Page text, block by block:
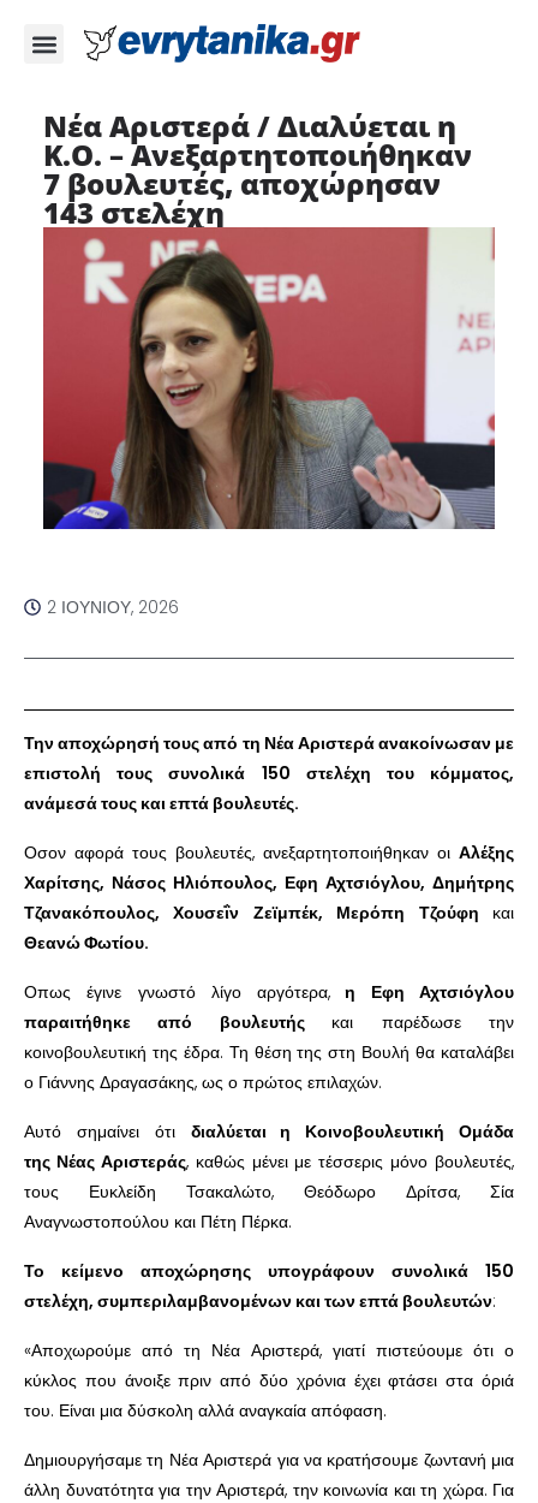
Νέα Αριστερά / Διαλύεται η
Κ.Ο. – Ανεξαρτητοποιήθηκαν
7 βουλευτές, αποχώρησαν
143 στελέχη
2 ΙΟΥΝΊΟΥ, 2026
Την αποχώρησή τους από τη Νέα Αριστερά ανακοίνωσαν με
επιστολή τους συνολικά 150 στελέχη του κόμματος,
ανάμεσά τους και επτά βουλευτές.
Οσον αφορά τους βουλευτές, ανεξαρτητοποιήθηκαν οι Αλέξης
Χαρίτσης, Νάσος Ηλιόπουλος, Εφη Αχτσιόγλου, Δημήτρης
Τζανακόπουλος, Χουσεΐν Ζεϊμπέκ, Μερόπη Τζούφη και
Θεανώ Φωτίου.
Οπως έγινε γνωστό λίγο αργότερα, η Εφη Αχτσιόγλου
παραιτήθηκε από βουλευτής και παρέδωσε την
κοινοβουλευτική της έδρα. Τη θέση της στη Βουλή θα καταλάβει
ο Γιάννης Δραγασάκης, ως ο πρώτος επιλαχών.
Αυτό σημαίνει ότι διαλύεται η Κοινοβουλευτική Ομάδα
της Νέας Αριστεράς, καθώς μένει με τέσσερις μόνο βουλευτές,
τους Ευκλείδη Τσακαλώτο, Θεόδωρο Δρίτσα, Σία
Αναγνωστοπούλου και Πέτη Πέρκα.
Το κείμενο αποχώρησης υπογράφουν συνολικά 150
στελέχη, συμπεριλαμβανομένων και των επτά βουλευτών:
«Αποχωρούμε από τη Νέα Αριστερά, γιατί πιστεύουμε ότι ο
κύκλος που άνοιξε πριν από δύο χρόνια έχει φτάσει στα όριά
του. Είναι μια δύσκολη αλλά αναγκαία απόφαση.
Δημιουργήσαμε τη Νέα Αριστερά για να κρατήσουμε ζωντανή μια
άλλη δυνατότητα για την Αριστερά, την κοινωνία και τη χώρα. Για